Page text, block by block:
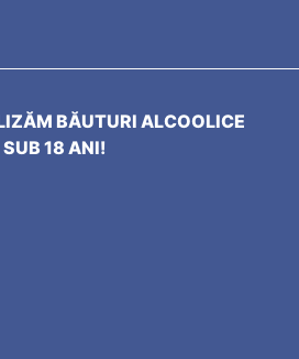
BĂUTURI ALCOOLICE
18 ANI!